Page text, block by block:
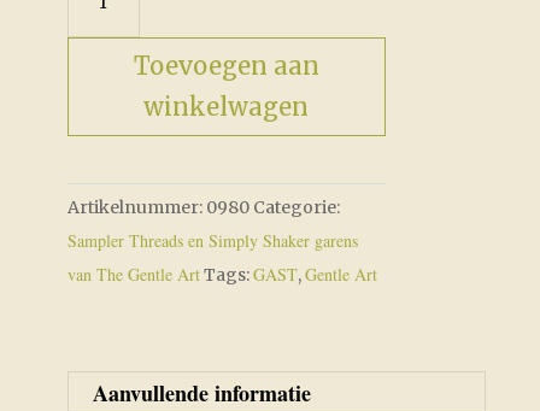
aantal
Toevoegen aan
winkelwagen
Artikelnummer: 0980 Categorie:
Sampler Threads en Simply Shaker garens
van The Gentle ArtTags:GAST,Gentle Art
Aanvullende informatie